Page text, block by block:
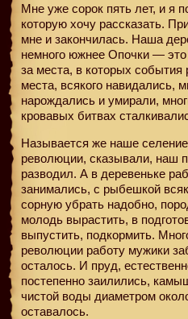
Мне уже сорок пять лет, и я
которую хочу рассказать.
мне и закончилась. Наша
немного южнее Опочки —
за места, в которых события
места, всякого навидались,
нарождались и умирали,
кровавых битвах
Называется же наше
революции, сказывали, наш
разводил. А в деревеньке
занимались, с рыбешкой
сорную убрать надобно,
молодь вырастить, в
выпустить, подкормить.
революции работу мужики
осталось. И пруд,
постепенно заилились,
чистой воды диаметром
оставалось.